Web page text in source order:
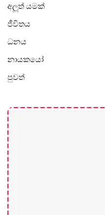
අලූත් යමක්
ජීවිතය
ධනය
නායකයෝ
පුවත්